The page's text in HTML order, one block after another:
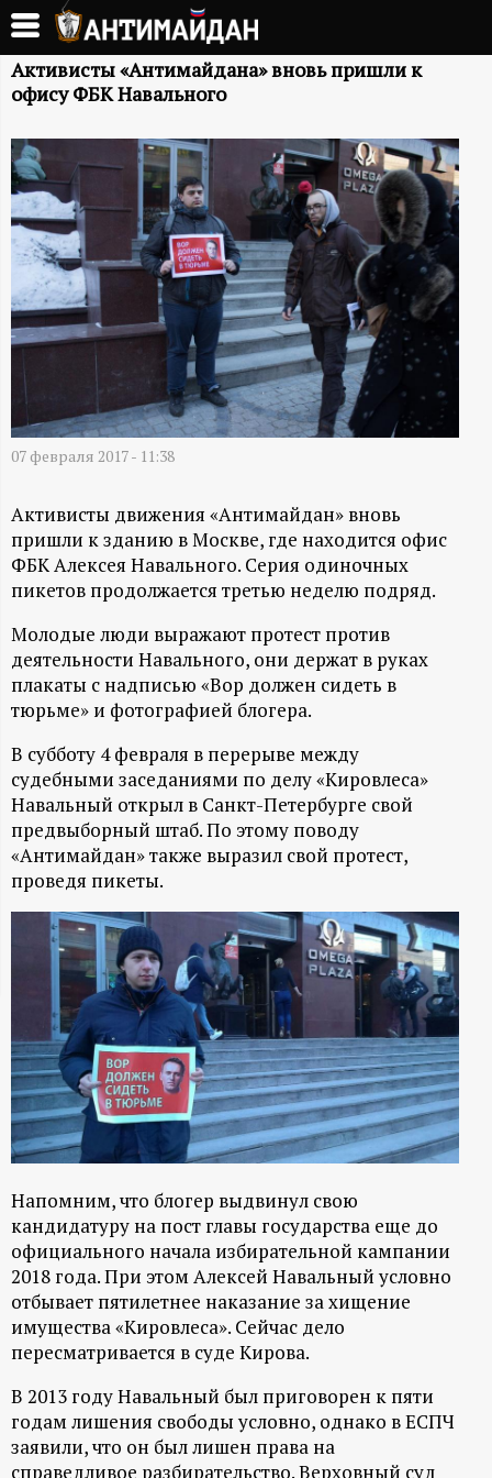
Перейти
основному
содержанию
А
Т
И
М
А
Й
Д
Н
-
и
н
ф
о
р
м
и
о
н
ы
й
п
о
Активисты «Антимайдана» вновь пришли к
офису ФБК Навального
07 февраля 2017 - 11:38
Активисты движения «Антимайдан» вновь
пришли к зданию в Москве, где находится офис
ФБК Алексея Навального. Серия одиночных
пикетов продолжается третью неделю подряд.
Молодые люди выражают протест против
деятельности Навального, они держат в руках
плакаты с надписью «Вор должен сидеть в
тюрьме» и фотографией блогера.
В субботу 4 февраля в перерыве между
судебными заседаниями по делу «Кировлеса»
Навальный открыл в Санкт-Петербурге свой
предвыборный штаб. По этому поводу
«Антимайдан» также выразил свой протест,
проведя пикеты.
Напомним, что блогер выдвинул свою
кандидатуру на пост главы государства еще до
официального начала избирательной кампании
2018 года. При этом Алексей Навальный условно
отбывает пятилетнее наказание за хищение
имущества «Кировлеса». Сейчас дело
пересматривается в суде Кирова.
В 2013 году Навальный был приговорен к пяти
годам лишения свободы условно, однако в ЕСПЧ
заявили, что он был лишен права на
справедливое разбирательство. Верховный суд